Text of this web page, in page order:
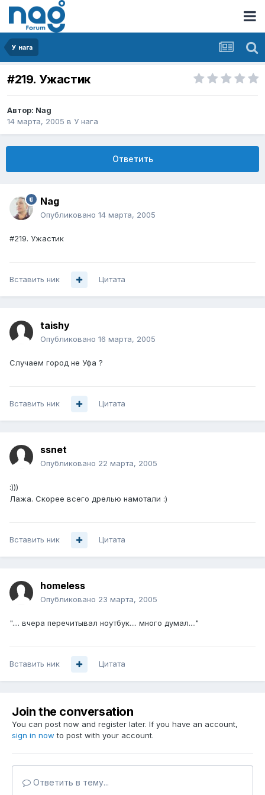
У нага
#219. Ужастик
Автор: Nag
14 марта, 2005 в У нага
Ответить
Nag
Опубликовано 14 марта, 2005
#219. Ужастик
Вставить ник Цитата
taishy
Опубликовано 16 марта, 2005
Случаем город не Уфа ?
Вставить ник Цитата
ssnet
Опубликовано 22 марта, 2005
:)))
Лажа. Скорее всего дрелью намотали :)
Вставить ник Цитата
homeless
Опубликовано 23 марта, 2005
".... вчера перечитывал ноутбук.... много думал...."
Вставить ник Цитата
Join the conversation
You can post now and register later. If you have an account,
sign in now to post with your account.
Ответить в тему...